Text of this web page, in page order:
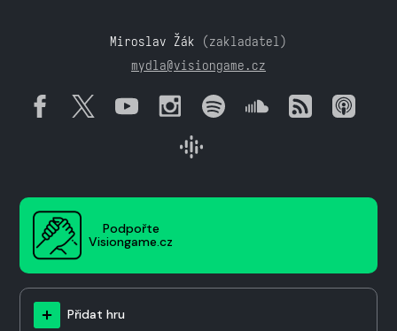
Miroslav Žák (zakladatel)
mydla@visiongame.cz
Podpořte
Visiongame.cz
Přidat hru